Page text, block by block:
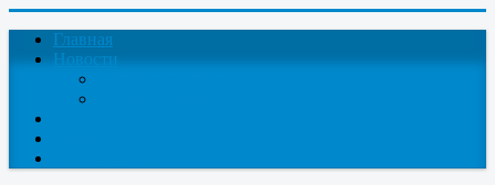
Главная
Новости